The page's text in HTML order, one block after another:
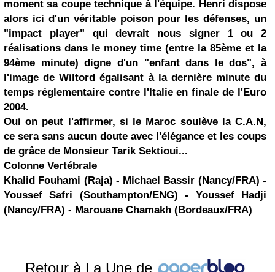
moment sa coupe technique à l'équipe. Henri dispose
alors ici d'un véritable poison pour les défenses, un
"impact player" qui devrait nous signer 1 ou 2
réalisations dans le money time (entre la 85ème et la
94ème minute) digne d'un "enfant dans le dos", à
l'image de Wiltord égalisant à la dernière minute du
temps réglementaire contre l'Italie en finale de l'Euro
2004.
Oui on peut l'affirmer, si le Maroc soulève la C.A.N,
ce sera sans aucun doute avec l'élégance et les coups
de grâce de Monsieur Tarik Sektioui...
Colonne Vertébrale
Khalid Fouhami (Raja) - Michael Bassir (Nancy/FRA) -
Youssef Safri (Southampton/ENG) - Youssef Hadji
(Nancy/FRA) - Marouane Chamakh (Bordeaux/FRA)
Retour à La Une de